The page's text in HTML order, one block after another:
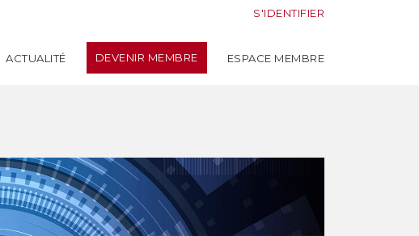
ACTUALITÉ DEVENIR MEMBRE ESPACE MEMBRE
S'IDENTIFIER